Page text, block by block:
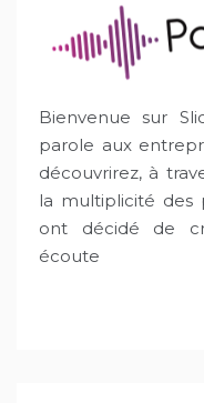
Bienvenue sur
parole aux
découvrirez, à
la multiplicité des
ont décidé de
écoute